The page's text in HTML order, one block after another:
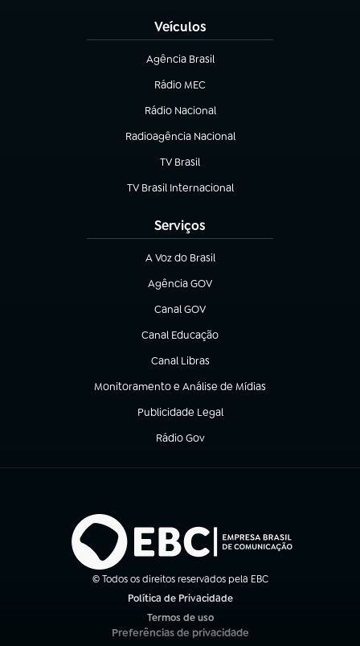
Veículos
Agência Brasil
(abre em nova aba)
Rádio MEC
(abre em nova aba)
Rádio Nacional
Radioagência Nacional
(abre em nova aba)
TV Brasil
(abre em nova aba)
TV Brasil Internacional
(abre em nova aba)
Serviços
A Voz do Brasil
(abre em nova aba)
Agência GOV
(abre em nova aba)
Canal GOV
(abre em nova aba)
Canal Educação
(abre em nova aba)
Canal Libras
(abre em nova aba)
Monitoramento e Análise de Mídias
(abre em nova aba)
Publicidade Legal
(abre em nova aba)
Rádio Gov
(abre em nova aba)
© Todos os direitos reservados pela EBC
Política de Privacidade
Termos de uso
(abre em nova aba)
Preferências de privacidade